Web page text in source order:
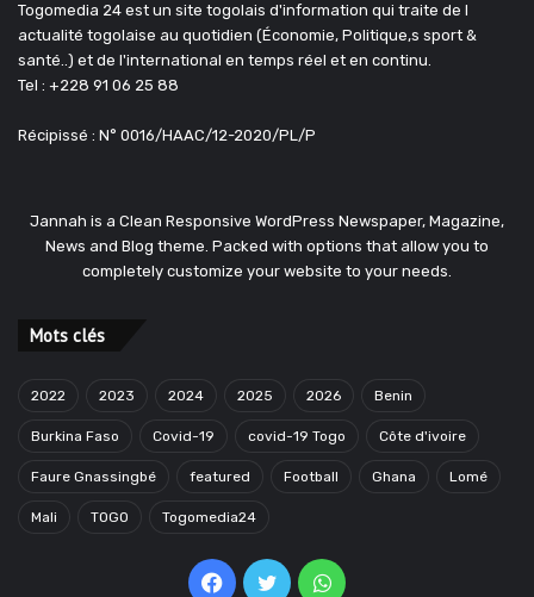
Togomedia 24 est un site togolais d'information qui traite de l
actualité togolaise au quotidien (Économie, Politique,s sport &
santé..) et de l'international en temps réel et en continu.
Tel : +228 91 06 25 88
Récipissé : N° 0016/HAAC/12-2020/PL/P
Jannah is a Clean Responsive WordPress Newspaper, Magazine,
News and Blog theme. Packed with options that allow you to
completely customize your website to your needs.
Mots clés
2022 2023 2024 2025 2026 Benin
Burkina Faso Covid-19 covid-19 Togo Côte d'ivoire
Faure Gnassingbé featured Football Ghana Lomé
Mali TOGO Togomedia24
Facebook
TwitterWhatsApp